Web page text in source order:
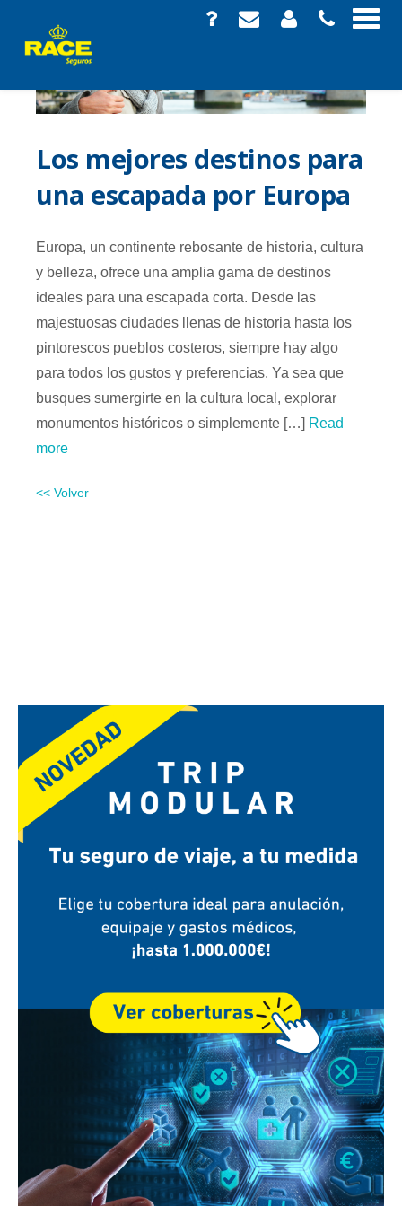
Los mejores destinos para
una escapada por Europa
Europa, un continente rebosante de historia, cultura
y belleza, ofrece una amplia gama de destinos
ideales para una escapada corta. Desde las
majestuosas ciudades llenas de historia hasta los
pintorescos pueblos costeros, siempre hay algo
para todos los gustos y preferencias. Ya sea que
busques sumergirte en la cultura local, explorar
monumentos históricos o simplemente […] Read
more
<< Volver